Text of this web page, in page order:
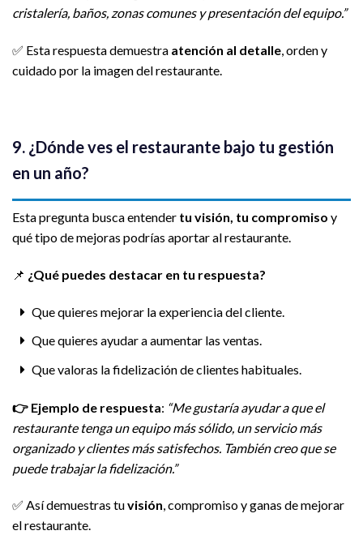
cristalería, baños, zonas comunes y presentación del equipo.”
✅ Esta respuesta demuestra atención al detalle, orden y
cuidado por la imagen del restaurante.
9. ¿Dónde ves el restaurante bajo tu gestión
en un año?
Esta pregunta busca entender tu visión, tu compromiso y
qué tipo de mejoras podrías aportar al restaurante.
📌 ¿Qué puedes destacar en tu respuesta?
Que quieres mejorar la experiencia del cliente.
Que quieres ayudar a aumentar las ventas.
Que valoras la fidelización de clientes habituales.
👉 Ejemplo de respuesta: “Me gustaría ayudar a que el
restaurante tenga un equipo más sólido, un servicio más
organizado y clientes más satisfechos. También creo que se
puede trabajar la fidelización.”
✅ Así demuestras tuvisión, compromiso y ganas de mejorar
el restaurante.